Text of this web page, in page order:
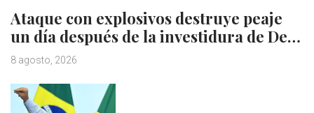
Ataque con explosivos destruye peaje
un día después de la investidura de De…
8 agosto, 2026